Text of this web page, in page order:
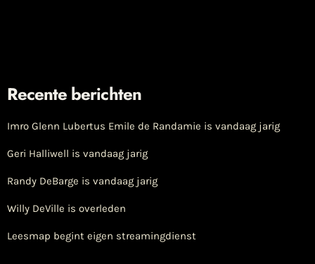
Recente berichten
Imro Glenn Lubertus Emile de Randamie is vandaag jarig
Geri Halliwell is vandaag jarig
Randy DeBarge is vandaag jarig
Willy DeVille is overleden
Leesmap begint eigen streamingdienst